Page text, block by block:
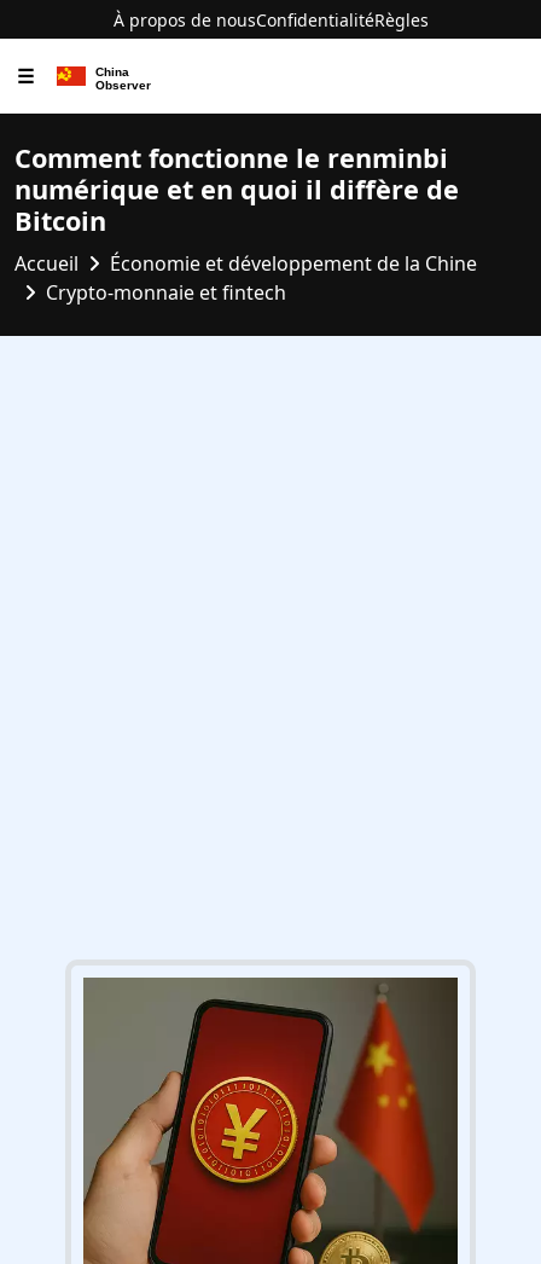
À propos de nousConfidentialitéRègles
☰
Comment fonctionne le renminbi
numérique et en quoi il diffère de
Bitcoin
Accueil
Économie et développement de la Chine
Crypto-monnaie et fintech